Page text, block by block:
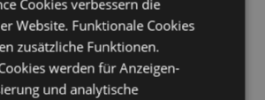
11.5cm Breite 10cm Tiefe 15cm
Cookies verbessern die
Website. Funktionale Cookies
zusätzliche Funktionen.
werden für Anzeigen-
und analytische